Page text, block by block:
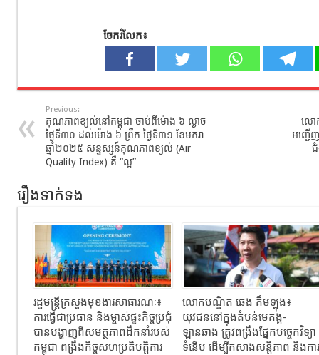
ចែករំលែក៖
Previous:
គុណភាពខ្យល់នៅកម្ពុជា ចាប់ពីម៉ោង ៦ ល្ងាច
ថ្ងៃទី៣០ ដល់ម៉ោង ៦ ព្រឹក ថ្ងៃទី៣១ ខែមករា
ឆ្នាំ២០២៥ សន្ទស្សន៍គុណភាពខ្យល់ (Air
Quality Index) គឺ “ល្អ”
លោ
អញ្ជើ
រឿងទាក់ទង
រដ្ឋមន្ត្រីក្រសួងមុខងារសាធារណៈ៖​
ការធ្វើជាប្រធាន និងម្ចាស់ផ្ទះកិច្ចប្រជុំ
បានបង្ហាញពីសមត្ថភាពដឹកនាំរបស់
កម្ពុជា ពង្រឹងកិច្ចសហប្រតិបត្តិការ
លោកបណ្ឌិត ឆេង គឹមឡុង៖
យុវជននៅក្នុងតំបន់មេគង្គ-
ឡានឆាង ត្រូវពង្រឹងផ្នែកបច្ចេកវិទ្យា
ទំនើប ដើម្បីកសាងសន្តិភាព និងការ